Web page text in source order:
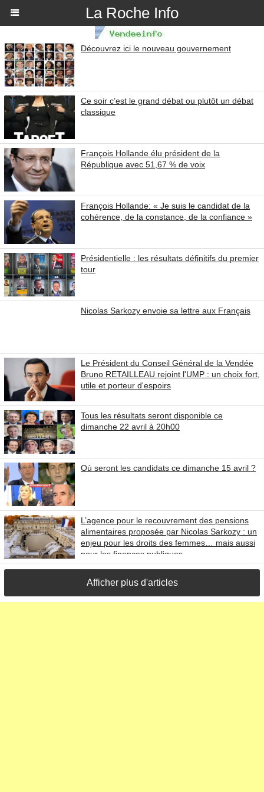
La Roche Info
Découvrez ici le nouveau gouvernement
Ce soir c’est le grand débat ou plutôt un débat
classique
François Hollande élu président de la
République avec 51,67 % de voix
François Hollande: « Je suis le candidat de la
cohérence, de la constance, de la confiance »
Présidentielle : les résultats définitifs du premier
tour
Nicolas Sarkozy envoie sa lettre aux Français
Le Président du Conseil Général de la Vendée
Bruno RETAILLEAU rejoint l'UMP : un choix fort,
utile et porteur d'espoirs
Tous les résultats seront disponible ce
dimanche 22 avril à 20h00
Où seront les candidats ce dimanche 15 avril ?
L’agence pour le recouvrement des pensions
alimentaires proposée par Nicolas Sarkozy : un
enjeu pour les droits des femmes… mais aussi
pour les finances publiques
Afficher plus d'articles